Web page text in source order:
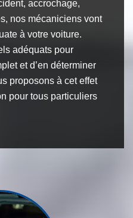
accrochage,
nos mécaniciens vont
à votre voiture.
adéquats pour
et d’en déterminer
proposons à cet effet
pour tous particuliers